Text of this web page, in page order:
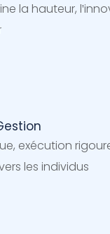
la hauteur,
exécution
les individus